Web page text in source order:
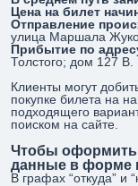
Цена на билет
Отправление
улица Маршала
Прибытие по
Толстого; дом 127 В.
Клиенты могут
покупке билета на
подходящего
поиском на сайте.
Чтобы оформить
данные в форме
В графах “откуда” и